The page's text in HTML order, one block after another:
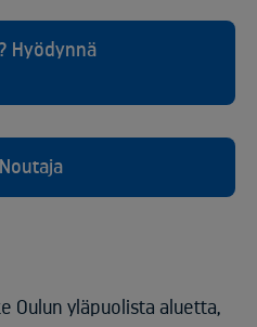
Hyödynnä
Oulun yläpuolista aluetta,